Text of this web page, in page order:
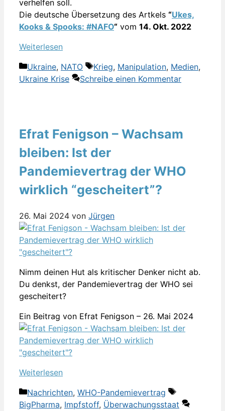
verhelfen soll.
Die deutsche Übersetzung des Artkels “Ukes,
Kooks & Spooks: #NAFO“ vom 14. Okt. 2022
Weiterlesen
Kategorien
Ukraine, NATO Schlagwörter
Krieg, Manipulation, Medien,
Ukraine Krise
Schreibe einen Kommentar
Efrat Fenigson – Wachsam
bleiben: Ist der
Pandemievertrag der WHO
wirklich “gescheitert”?
26. Mai 2024 von Jürgen
Nimm deinen Hut als kritischer Denker nicht ab.
Du denkst, der Pandemievertrag der WHO sei
gescheitert?
Ein Beitrag von Efrat Fenigson – 26. Mai 2024
Weiterlesen
Kategorien
Nachrichten, WHO-Pandemievertrag
BigPharma, Impfstoff, Überwachungsstaat